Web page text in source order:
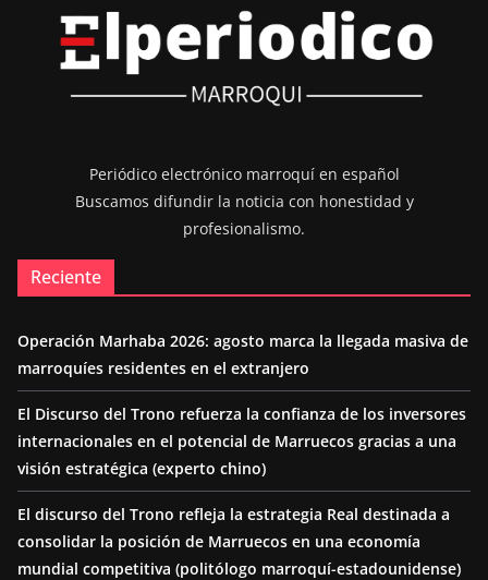
Periódico electrónico marroquí en español
Buscamos difundir la noticia con honestidad y
profesionalismo.
Reciente
Operación Marhaba 2026: agosto marca la llegada masiva de
marroquíes residentes en el extranjero
El Discurso del Trono refuerza la confianza de los inversores
internacionales en el potencial de Marruecos gracias a una
visión estratégica (experto chino)
El discurso del Trono refleja la estrategia Real destinada a
consolidar la posición de Marruecos en una economía
mundial competitiva (politólogo marroquí-estadounidense)